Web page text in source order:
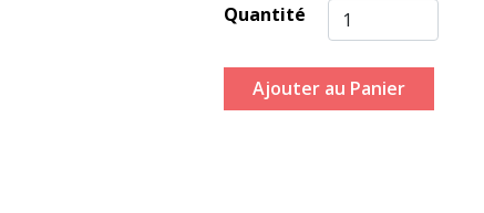
Quantité
Ajouter au Panier